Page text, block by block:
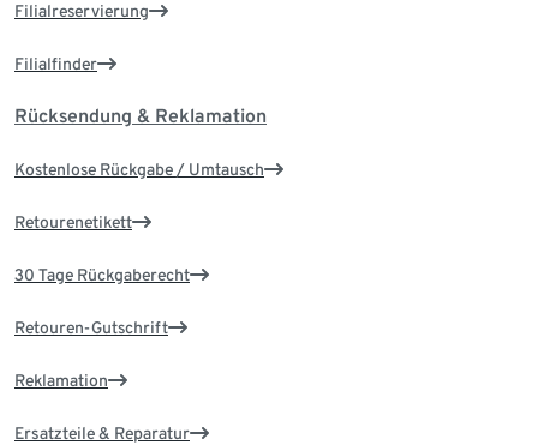
Filialreservierung
Filialfinder
Rücksendung & Reklamation
Kostenlose Rückgabe / Umtausch
Retourenetikett
30 Tage Rückgaberecht
Retouren-Gutschrift
Reklamation
Ersatzteile & Reparatur